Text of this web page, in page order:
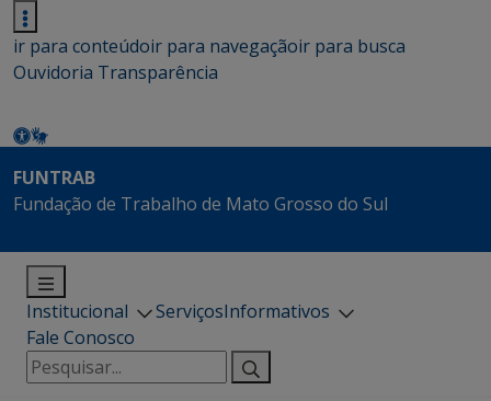
ir para conteúdoir para navegaçãoir para busca
Ouvidoria Transparência
FUNTRAB
Fundação de Trabalho de Mato Grosso do Sul
Institucional ServiçosInformativos
Fale Conosco
Pesquisar
por: